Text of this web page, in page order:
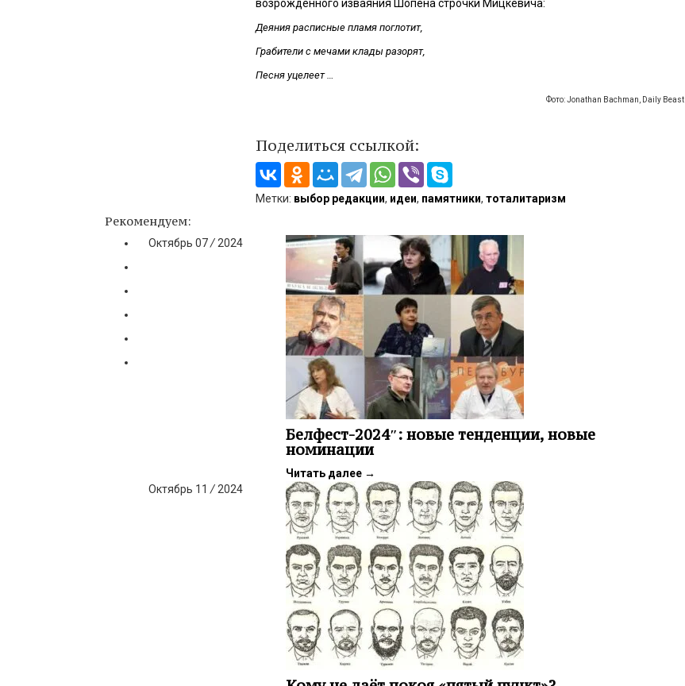
возрожденного изваяния Шопена строчки Мицкевича:
Деяния расписные пламя поглотит,
Грабители с мечами клады разорят,
Песня уцелеет …
Фото: Jonathan Bachman, Daily Beast
Поделиться ссылкой:
Метки: выбор редакции, идеи, памятники, тоталитаризм
Рекомендуем:
Октябрь 07/ 2024
Белфест-2024″: новые тенденции, новые
номинации
Читать далее →
Октябрь 11 / 2024